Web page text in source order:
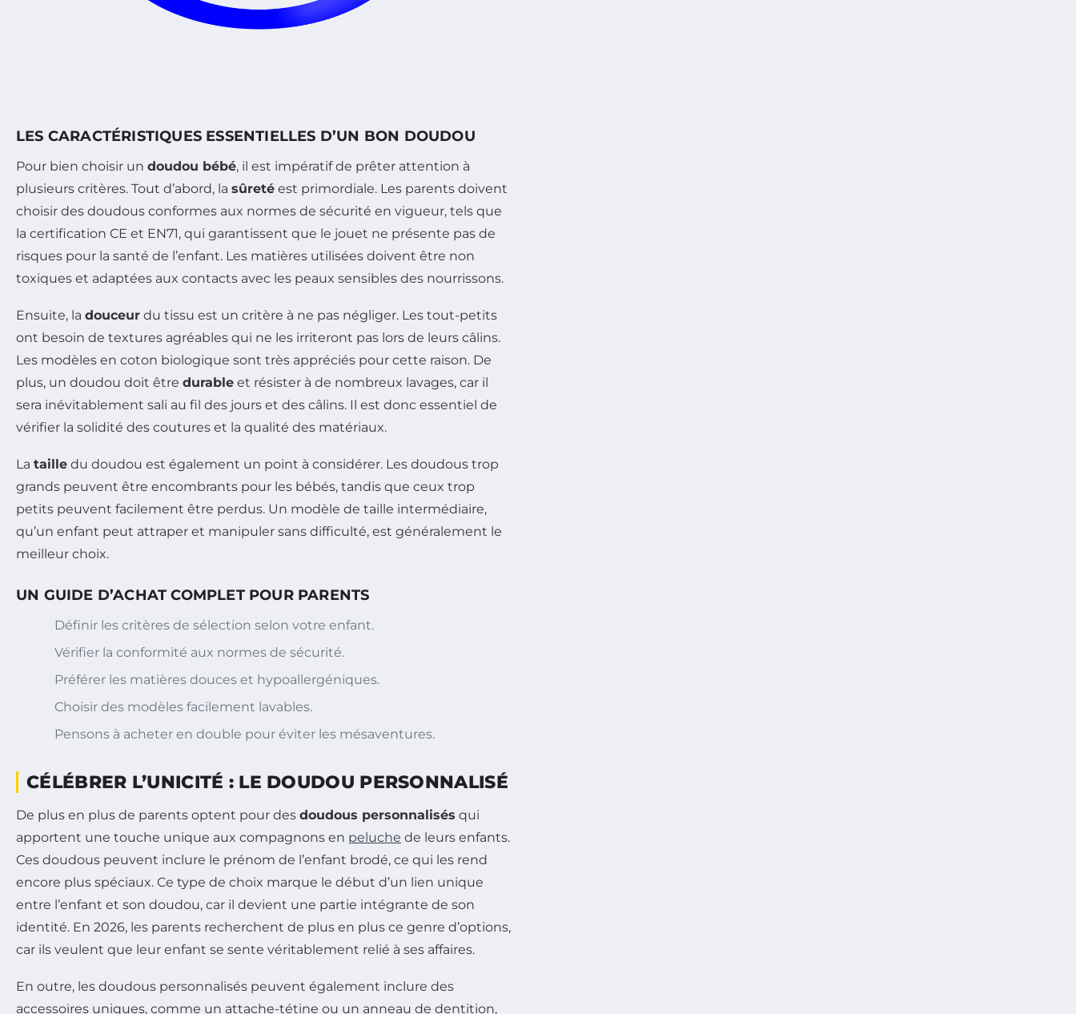
LES CARACTÉRISTIQUES ESSENTIELLES D’UN BON DOUDOU
Pour bien choisir un doudou bébé, il est impératif de prêter attention à
plusieurs critères. Tout d’abord, la sûreté est primordiale. Les parents doivent
choisir des doudous conformes aux normes de sécurité en vigueur, tels que
la certification CE et EN71, qui garantissent que le jouet ne présente pas de
risques pour la santé de l’enfant. Les matières utilisées doivent être non
toxiques et adaptées aux contacts avec les peaux sensibles des nourrissons.
Ensuite, la douceur du tissu est un critère à ne pas négliger. Les tout-petits
ont besoin de textures agréables qui ne les irriteront pas lors de leurs câlins.
Les modèles en coton biologique sont très appréciés pour cette raison. De
plus, un doudou doit être durable et résister à de nombreux lavages, car il
sera inévitablement sali au fil des jours et des câlins. Il est donc essentiel de
vérifier la solidité des coutures et la qualité des matériaux.
La taille du doudou est également un point à considérer. Les doudous trop
grands peuvent être encombrants pour les bébés, tandis que ceux trop
petits peuvent facilement être perdus. Un modèle de taille intermédiaire,
qu’un enfant peut attraper et manipuler sans difficulté, est généralement le
meilleur choix.
UN GUIDE D’ACHAT COMPLET POUR PARENTS
Définir les critères de sélection selon votre enfant.
Vérifier la conformité aux normes de sécurité.
Préférer les matières douces et hypoallergéniques.
Choisir des modèles facilement lavables.
Pensons à acheter en double pour éviter les mésaventures.
CÉLÉBRER L’UNICITÉ : LE DOUDOU PERSONNALISÉ
De plus en plus de parents optent pour des doudous personnalisés qui
apportent une touche unique aux compagnons en peluche de leurs enfants.
Ces doudous peuvent inclure le prénom de l’enfant brodé, ce qui les rend
encore plus spéciaux. Ce type de choix marque le début d’un lien unique
entre l’enfant et son doudou, car il devient une partie intégrante de son
identité. En 2026, les parents recherchent de plus en plus ce genre d’options,
car ils veulent que leur enfant se sente véritablement relié à ses affaires.
En outre, les doudous personnalisés peuvent également inclure des
accessoires uniques, comme un attache-tétine ou un anneau de dentition,